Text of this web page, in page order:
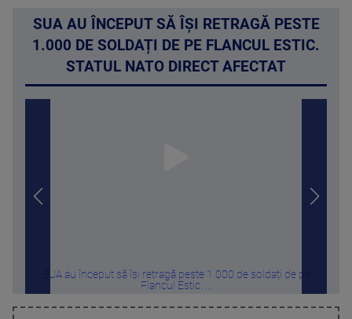
SUA AU ÎNCEPUT SĂ ÎȘI RETRAGĂ PESTE
1.000 DE SOLDAȚI DE PE FLANCUL ESTIC.
STATUL NATO DIRECT AFECTAT
SUA au început să își retragă peste 1.000 de soldați de pe
Flancul Estic. ...